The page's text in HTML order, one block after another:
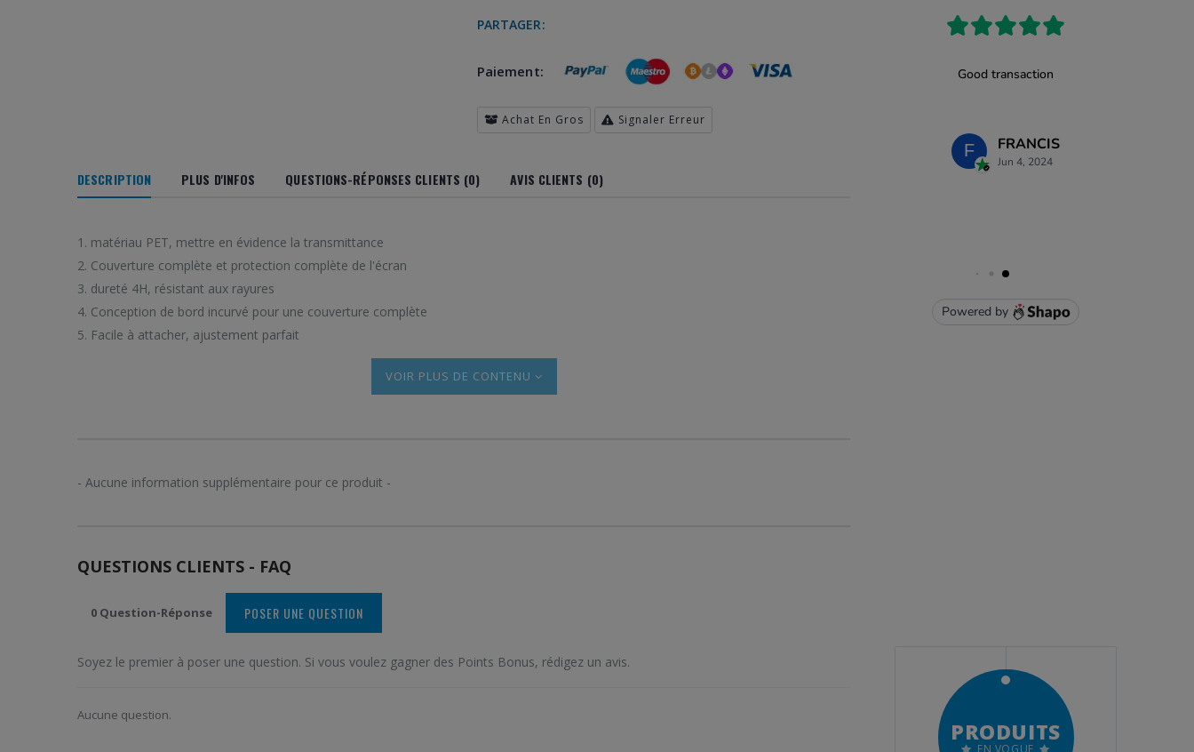
PARTAGER:
Paiement:
Achat En Gros Signaler Erreur
DESCRIPTION PLUS D'INFOS QUESTIONS-RÉPONSES CLIENTS (0) AVIS CLIENTS (0)
1. matériau PET, mettre en évidence la transmittance
2. Couverture complète et protection complète de l'écran
3. dureté 4H, résistant aux rayures
4. Conception de bord incurvé pour une couverture complète
5. Facile à attacher, ajustement parfait
PLUS DE CONTENU
- Aucune information supplémentaire pour ce produit -
QUESTIONS CLIENTS - FAQ
0 Question-Réponse POSER UNE QUESTION
Soyez le premier à poser une question. Si vous voulez gagner des Points Bonus, rédigez un avis.
Aucune question.
PRODUITS
EN VOGUE